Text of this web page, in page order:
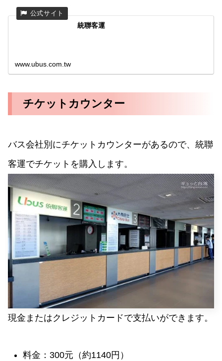
統聯客運
www.ubus.com.tw
チケットカウンター
バス会社別にチケットカウンターがあるので、統聯
客運でチケットを購入します。
現金またはクレジットカードで支払いができます。
料金：300元（約1140円）